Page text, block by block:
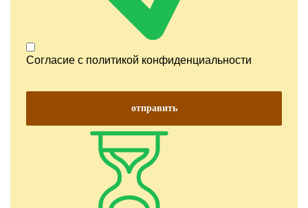
Согласие с политикой конфиденциальности
отправить